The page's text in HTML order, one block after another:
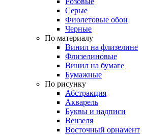
Серые
Фиолетовые обои
Черные
По материалу
Винил на флизелине
Флизелиновые
Винил на бумаге
Бумажные
По рисунку
Абстракция
Акварель
Буквы и надписи
Вензеля
Восточный орнамент